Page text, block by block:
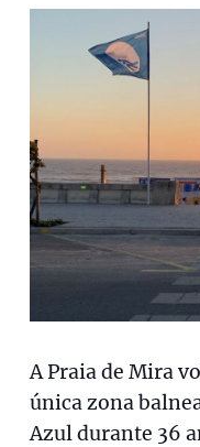
A Praia de Mira
única zona
Azul durante 36